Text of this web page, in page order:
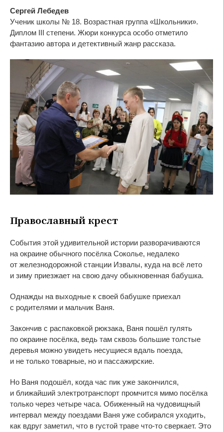
Сергей Лебедев
Ученик школы № 18. Возрастная группа «Школьники».
Диплом III степени. Жюри конкурса особо отметило
фантазию автора и детективный жанр рассказа.
Православный крест
События этой удивительной истории разворачиваются
на окраине обычного посёлка Соколье, недалеко
от железнодорожной станции Извалы, куда на всё лето
и зиму приезжает на свою дачу обыкновенная бабушка.
Однажды на выходные к своей бабушке приехал
с родителями и мальчик Ваня.
Закончив с распаковкой рюкзака, Ваня пошёл гулять
по окраине посёлка, ведь там сквозь большие толстые
деревья можно увидеть несущиеся вдаль поезда,
и не только товарные, но и пассажирские.
Но Ваня подошёл, когда час пик уже закончился,
и ближайший электротранспорт промчится мимо посёлка
только через четыре часа. Обиженный на чудовищный
интервал между поездами Ваня уже собирался уходить,
как вдруг заметил, что в густой траве что-то сверкает. Это